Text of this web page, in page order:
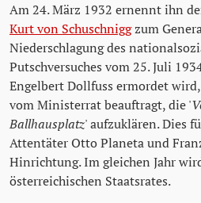
Am 24. März 1932 ernennt ihn
Kurt von Schuschniggzum
Niederschlagung des
Putschversuches vom 25. Juli
Engelbert Dollfuss ermordet
vom Ministerrat beauftragt, die '
Ballhausplatz' aufzuklären. Dies
Attentäter Otto Planeta und
Hinrichtung. Im gleichen Jahr
österreichischen Staatsrates.